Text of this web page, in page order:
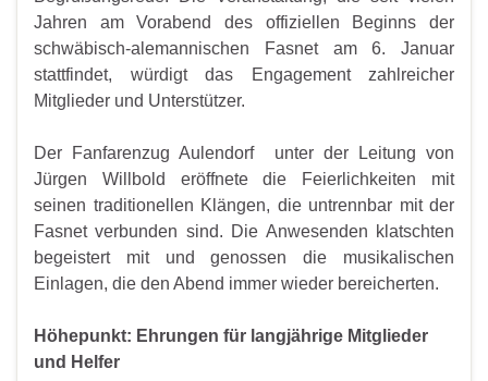
Jahren am Vorabend des offiziellen Beginns der
schwäbisch-alemannischen Fasnet am 6. Januar
stattfindet, würdigt das Engagement zahlreicher
Mitglieder und Unterstützer.
Der Fanfarenzug Aulendorf unter der Leitung von
Jürgen Willbold eröffnete die Feierlichkeiten mit
seinen traditionellen Klängen, die untrennbar mit der
Fasnet verbunden sind. Die Anwesenden klatschten
begeistert mit und genossen die musikalischen
Einlagen, die den Abend immer wieder bereicherten.
Höhepunkt: Ehrungen für langjährige Mitglieder
und Helfer